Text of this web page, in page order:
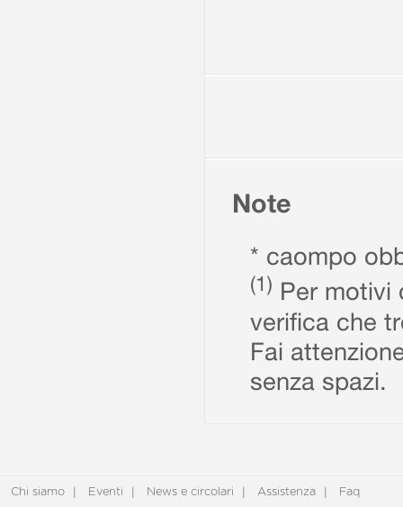
Note
* caompo
(1) Per motivi
verifica che
Fai
senza spazi.
Chi siamo Eventi News e circolari Assistenza Faq